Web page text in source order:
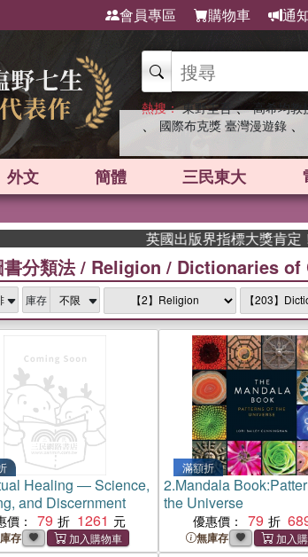
會員專區 購物車 通
熱搜： 東野圭吾 、 高希均教
、 國際布克獎 臺灣漫遊錄 、
外文 簡體 三民東大
英國出版界指標大獎肯定！A.F.
分類法/ Religion / Dictionaries
庫存
Healing ― Science,
and Discernment
價： 79 1261
存
滿額折
2.Mandala
the Universe
優惠價： 79
無庫存